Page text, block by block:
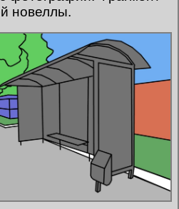
новеллы.